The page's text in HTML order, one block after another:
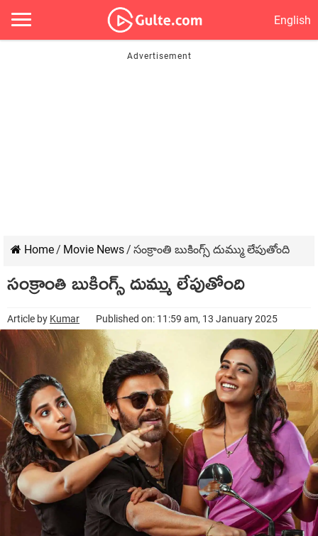
English
Home/ Movie News/ సంక్రాంతి బుకింగ్స్ దుమ్ము లేపుతోంది
సంక్రాంతి బుకింగ్స్ దుమ్ము లేపుతోంది
Article by Kumar Published on: 11:59 am, 13 January 2025